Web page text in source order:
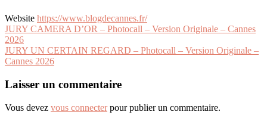
Website https://www.blogdecannes.fr/
Navigation
de
l’article
JURY CAMERA D’OR – Photocall – Version Originale – Cannes
2026
JURY UN CERTAIN REGARD – Photocall – Version Originale –
Cannes 2026
Laisser un commentaire
Vous devez vous connecterpour publier un commentaire.